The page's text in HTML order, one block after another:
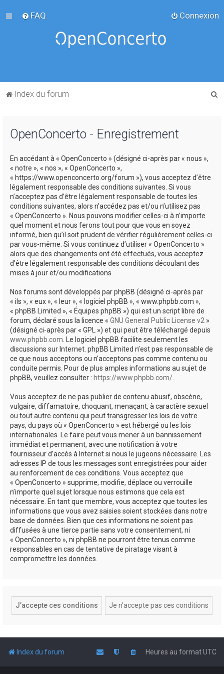
FAQ Connexion
Index du forum
OpenConcerto - Enregistrement
En accédant à « OpenConcerto » (désigné ci-après par « nous »,
« notre », « nos », « OpenConcerto »,
« https://www.openconcerto.org/forum »), vous acceptez d’être
légalement responsable des conditions suivantes. Si vous
n’acceptez pas d’être légalement responsable de toutes les
conditions suivantes, alors n’accédez pas et/ou n’utilisez pas
« OpenConcerto ». Nous pouvons modifier celles-ci à n’importe
quel moment et nous ferons tout pour que vous en soyez
informé, bien qu’il soit prudent de vérifier régulièrement celles-ci
par vous-même. Si vous continuez d’utiliser « OpenConcerto »
alors que des changements ont été effectués, vous acceptez
d’être légalement responsable des conditions découlant des
mises à jour et/ou modifications.
Nos forums sont développés par phpBB (désigné ci-après par
« ils », « eux », « leur », « logiciel phpBB », « www.phpbb.com »,
« phpBB Limited », « Équipes phpBB ») qui est un script libre de
forum, déclaré sous la licence « GNU General Public License v2 »
(désigné ci-après par « GPL ») et qui peut être téléchargé depuis
www.phpbb.com. Le logiciel phpBB facilite seulement les
discussions sur Internet. phpBB Limited n’est pas responsable de
ce que nous acceptons ou n’acceptons pas comme contenu ou
conduite permis. Pour de plus amples informations au sujet de
phpBB, veuillez consulter : https://www.phpbb.com/.
Vous acceptez de ne pas publier de contenu abusif, obscène,
vulgaire, diffamatoire, choquant, menaçant, à caractère sexuel
ou tout autre contenu qui peut transgresser les lois de votre
pays, du pays où « OpenConcerto » est hébergé ou les lois
internationales. Le faire peut vous mener à un bannissement
immédiat et permanent, avec une notification à votre
fournisseur d’accès à Internet si nous le jugeons nécessaire. Les
adresses IP de tous les messages sont enregistrées pour aider
au renforcement de ces conditions. Vous acceptez que
« OpenConcerto » supprime, modifie, déplace ou verrouille
n’importe quel sujet lorsque nous estimons que cela est
nécessaire. En tant que membre, vous acceptez que toutes les
informations que vous avez saisies soient stockées dans notre
base de données. Bien que ces informations ne soient pas
diffusées à une tierce partie sans votre consentement, ni
« OpenConcerto », ni phpBB ne pourront être tenus comme
responsables en cas de tentative de piratage visant à
compromettre les données.
Index du forum Heures au formatUTC